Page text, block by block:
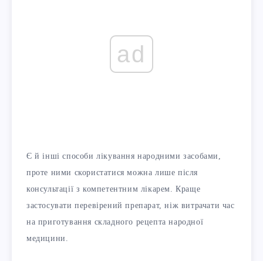
ad
Є й інші способи лікування народними засобами,
проте ними скористатися можна лише після
консультації з компетентним лікарем. Краще
застосувати перевірений препарат, ніж витрачати час
на приготування складного рецепта народної
медицини.